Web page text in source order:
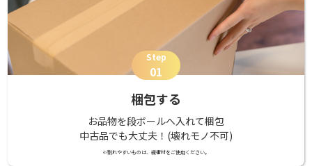
Step
01
梱包する
お品物を段ボールへ入れて梱包
中古品でも大丈夫！(壊れモノ不可)
※割れやすいものは、緩衝材をご使用ください。